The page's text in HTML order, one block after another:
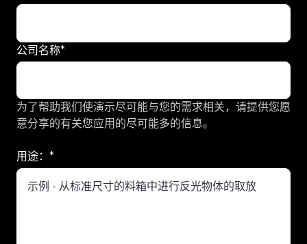
公司名称*
为了帮助我们使演示尽可能与您的需求相关，请提供您愿
意分享的有关您应用的尽可能多的信息。
用途： *